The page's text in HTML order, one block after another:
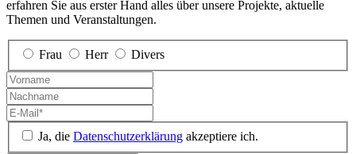
erfahren Sie aus erster Hand alles über unsere Projekte, aktuelle
Themen und Veranstaltungen.
Frau Herr Divers
Ja, die Datenschutzerklärung akzeptiere ich.